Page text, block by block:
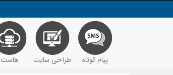
پیام کوتاه طراحی سایت هاست